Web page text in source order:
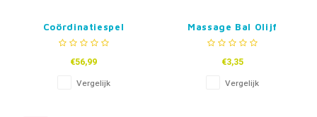
Coördinatiespel
€56,99
Vergelijk
Massage Bal Olijf
€3,35
Vergelijk